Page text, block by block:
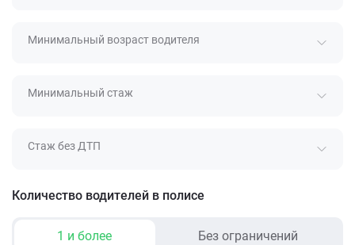
Минимальный возраст водителя
Минимальный стаж
Стаж без ДТП
Количество водителей в полисе
1 и более Без ограничений